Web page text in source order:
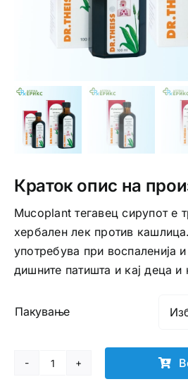
Нега на кожа
Краток опис на
Mucoplant тегавец сирупот е
хербален лек против
употребува при воспаленија
дишните патишта и кај деца и
Пакување
Mucoplant